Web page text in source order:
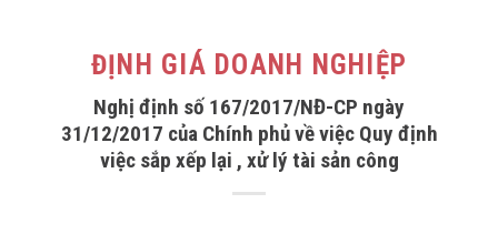
ĐỊNH GIÁ DOANH NGHIỆP
Nghị định số 167/2017/NĐ-CP ngày
31/12/2017 của Chính phủ về việc Quy định
việc sắp xếp lại , xử lý tài sản công